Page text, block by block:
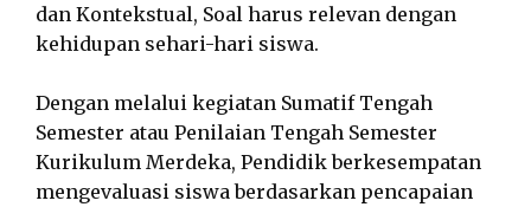
dan Kontekstual, Soal harus relevan dengan
kehidupan sehari-hari siswa.
Dengan melalui kegiatan Sumatif Tengah
Semester atau Penilaian Tengah Semester
Kurikulum Merdeka, Pendidik berkesempatan
mengevaluasi siswa berdasarkan pencapaian